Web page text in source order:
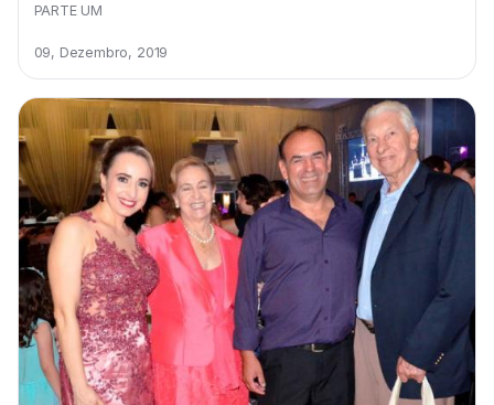
PARTE UM
09, Dezembro, 2019